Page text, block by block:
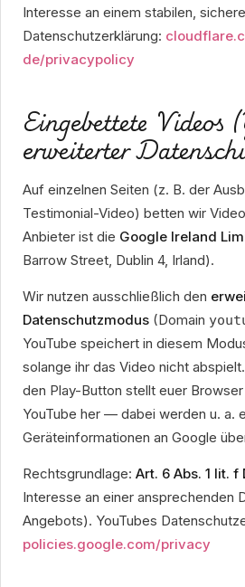
Interesse an einem stabilen,
Datenschutzerklärung:
de/privacypolicy
Eingebettete Videos
erweiterter
Auf einzelnen Seiten (z. B. der
Testimonial-Video) betten wir
Anbieter ist die Google Ireland
Barrow Street, Dublin 4, Irland).
Wir nutzen ausschließlich den
Datenschutzmodus (Domain
YouTube speichert in diesem
solange ihr das Video nicht
den Play-Button stellt euer
YouTube her — dabei werden u. a.
Geräteinformationen an Google
Rechtsgrundlage: Art. 6 Abs. 1 lit. f
Interesse an einer ansprechenden
Angebots). YouTubes
policies.google.com/privacy